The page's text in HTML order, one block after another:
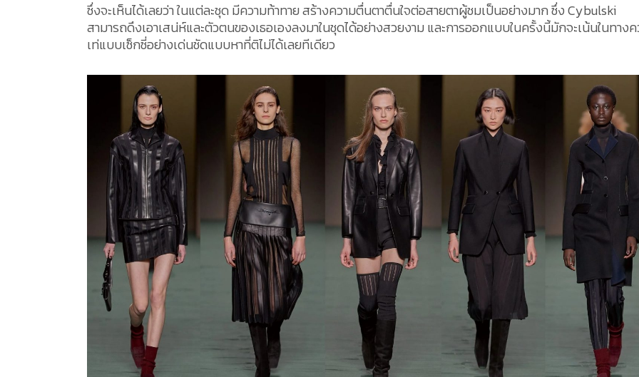
ซึ่งจะเห็นได้เลยว่า ในแต่ละชุด มีความท้าทาย สร้างความตื่นตาตื่นใจต่อสายตาผู้ชมเป็นอย่างมาก ซึ่ง Cybulski
สามารถดึงเอาเสน่ห์และตัวตนของเธอเองลงมาในชุดได้อย่างสวยงาม และการออกแบบในครั้งนี้มักจะเน้นในทาง
เท่แบบเซ็กซี่อย่างเด่นชัดแบบหาที่ติไม่ได้เลยทีเดียว